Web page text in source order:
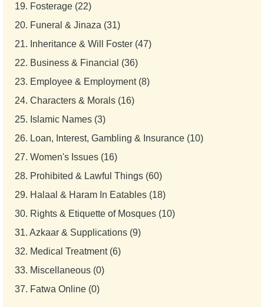
19. Fosterage (22)
20. Funeral & Jinaza (31)
21. Inheritance & Will Foster (47)
22. Business & Financial (36)
23. Employee & Employment (8)
24. Characters & Morals (16)
25. Islamic Names (3)
26. Loan, Interest, Gambling & Insurance (10)
27. Women's Issues (16)
28. Prohibited & Lawful Things (60)
29. Halaal & Haram In Eatables (18)
30. Rights & Etiquette of Mosques (10)
31. Azkaar & Supplications (9)
32. Medical Treatment (6)
33. Miscellaneous (0)
37. Fatwa Online (0)